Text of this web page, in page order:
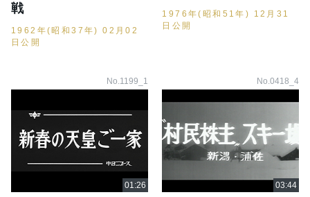
戦
1962年(昭和37年) 02月02
日公開
1976年(昭和51年) 12月31
日公開
No.1199_1 No.0418_4